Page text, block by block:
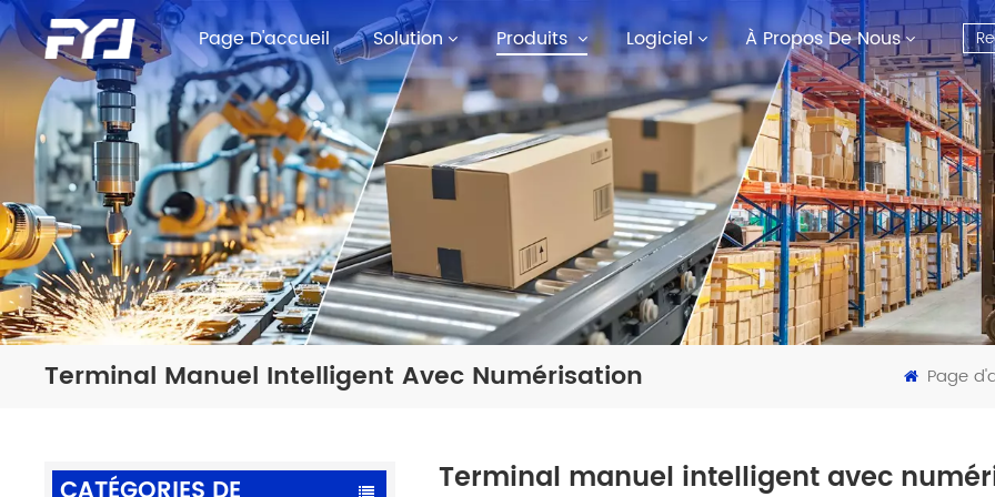
Page D'accueil Solution Produits Logiciel À Propos De Nous
Terminal Manuel Intelligent Avec Numérisation Page
Terminal manuel intelligent avec